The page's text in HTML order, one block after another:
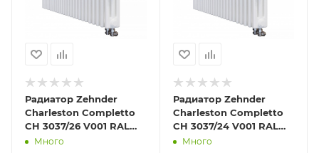
Радиатор Zehnder
Charleston Completto
CH 3037/26 V001 RAL
9016Много
Радиатор Zehnder
Charleston Completto
CH 3037/24 V001 RAL
9016Много